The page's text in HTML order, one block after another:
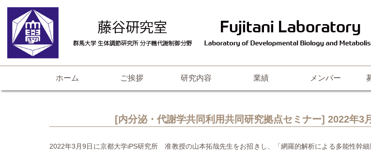
ホーム ご挨拶 研究内容 業績 メンバー
[内分泌・代謝学共同利用共同研究拠点セミナー] 2022年3
2022年3月9日に京都大学iPS研究所 准教授の山本拓哉先生をお招きし、「網羅的解析による多能性幹